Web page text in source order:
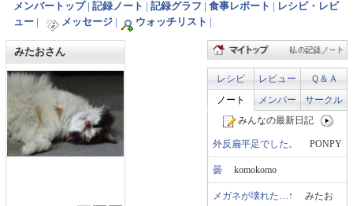
メンバートップ| 記録ノート 記録グラフ 食事レポート
レシピ・レビ
ュー
メッセージ ウォッチリスト
みたおさん
レシピ レビュー
Ｑ＆Ａ
ノート
メンバー
サークル
みんなの最新日記
外反扁平足でした。 PONPY
曇 komokomo
メガネが壊れた…↑ みたお